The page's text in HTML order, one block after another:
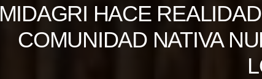
MIDAGRI HACE
COMUNIDAD NATIVA